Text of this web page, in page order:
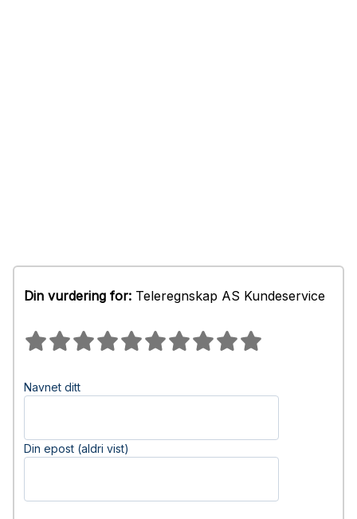
Din vurdering for: Teleregnskap AS Kundeservice
Navnet ditt
Din epost (aldri vist)